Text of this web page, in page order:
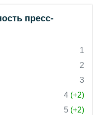
пресс-
1
2
3
4 (+2)
5 (+2)